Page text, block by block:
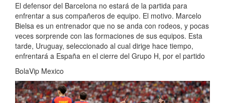
El defensor del Barcelona no estará de la partida para
enfrentar a sus compañeros de equipo. El motivo. Marcelo
Bielsa es un entrenador que no se anda con rodeos, y pocas
veces sorprende con las formaciones de sus equipos. Esta
tarde, Uruguay, seleccionado al cual dirige hace tiempo,
enfrentará a España en el cierre del Grupo H, por el partido
BolaVip Mexico